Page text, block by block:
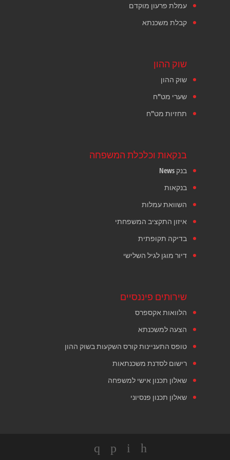
עמלת פרעון מוקדם
קבלת משכנתא
שוק ההון
שוק ההון
שערי מט"ח
תחזיות מט"ח
בנקאות וכלכלת המשפחה
בנק News
בנקאות
השוואת עמלות
איזון התקציב המשפחתי
בדיקה תקופתית
דיור מוגן לגיל השלישי
שירותים פיננסיים
הלוואות אקספרס
הצעה למשכנתא
טופס התעניינות קורס השקעות בשוק ההון
רישום לסדנת משכנתאות
שאלון תכנון אישי למשפחה
שאלון תכנון פנסיוני